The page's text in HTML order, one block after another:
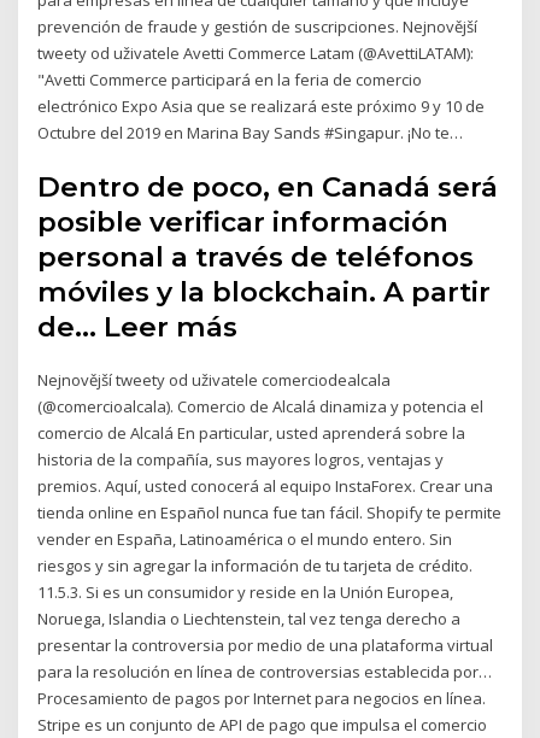
prevención de fraude y gestión de suscripciones. Nejnovější
tweety od uživatele Avetti Commerce Latam (@AvettiLATAM):
"Avetti Commerce participará en la feria de comercio
electrónico Expo Asia que se realizará este próximo 9 y 10 de
Octubre del 2019 en Marina Bay Sands #Singapur. ¡No te…
Dentro de poco, en Canadá será
posible verificar información
personal a través de teléfonos
móviles y la blockchain. A partir
de… Leer más
Nejnovější tweety od uživatele comerciodealcala
(@comercioalcala). Comercio de Alcalá dinamiza y potencia el
comercio de Alcalá En particular, usted aprenderá sobre la
historia de la compañía, sus mayores logros, ventajas y
premios. Aquí, usted conocerá al equipo InstaForex. Crear una
tienda online en Español nunca fue tan fácil. Shopify te permite
vender en España, Latinoamérica o el mundo entero. Sin
riesgos y sin agregar la información de tu tarjeta de crédito.
11.5.3. Si es un consumidor y reside en la Unión Europea,
Noruega, Islandia o Liechtenstein, tal vez tenga derecho a
presentar la controversia por medio de una plataforma virtual
para la resolución en línea de controversias establecida por…
Procesamiento de pagos por Internet para negocios en línea.
Stripe es un conjunto de API de pago que impulsa el comercio